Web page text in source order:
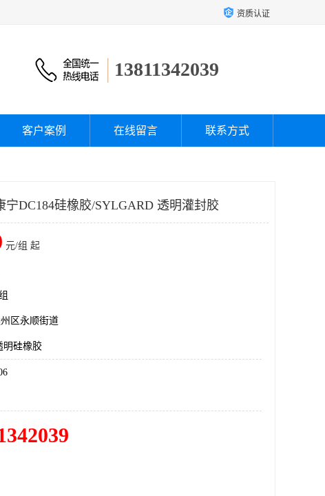
资质认证
13811342039
客户案例 在线留言 联系方式
宁DC184硅橡胶/SYLGARD 透明灌封胶
元/组 起
区永顺街道
明硅橡胶